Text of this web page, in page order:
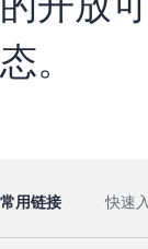
态。
常用链接 快速